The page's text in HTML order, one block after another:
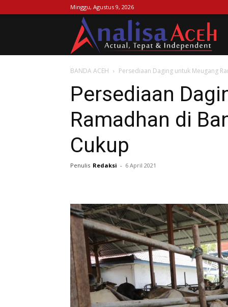
Minggu, Agustus 9, 2026
BANDA ACEH Persediaan Daging untuk Meugang
Persediaan
Ramadhan di
Cukup
Penulis Redaksi - 6 April 2021